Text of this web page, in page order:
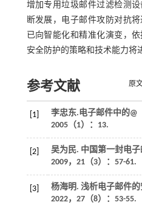
增加专用垃圾邮件过滤检测
断发展，电子邮件攻防对抗
已向智能化和精准化演变，
安全防护的策略和技术能力将
参考文献 原
[1] 李忠东.电子邮件中的@
2005（1）：13.
[2] 吴为民. 中国第一封电子
2009， 21（3）：57-61.
[3] 杨海明. 浅析电子邮件的
2022， 27（8）：53-55.